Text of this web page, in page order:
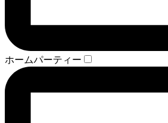
ホームパーティー